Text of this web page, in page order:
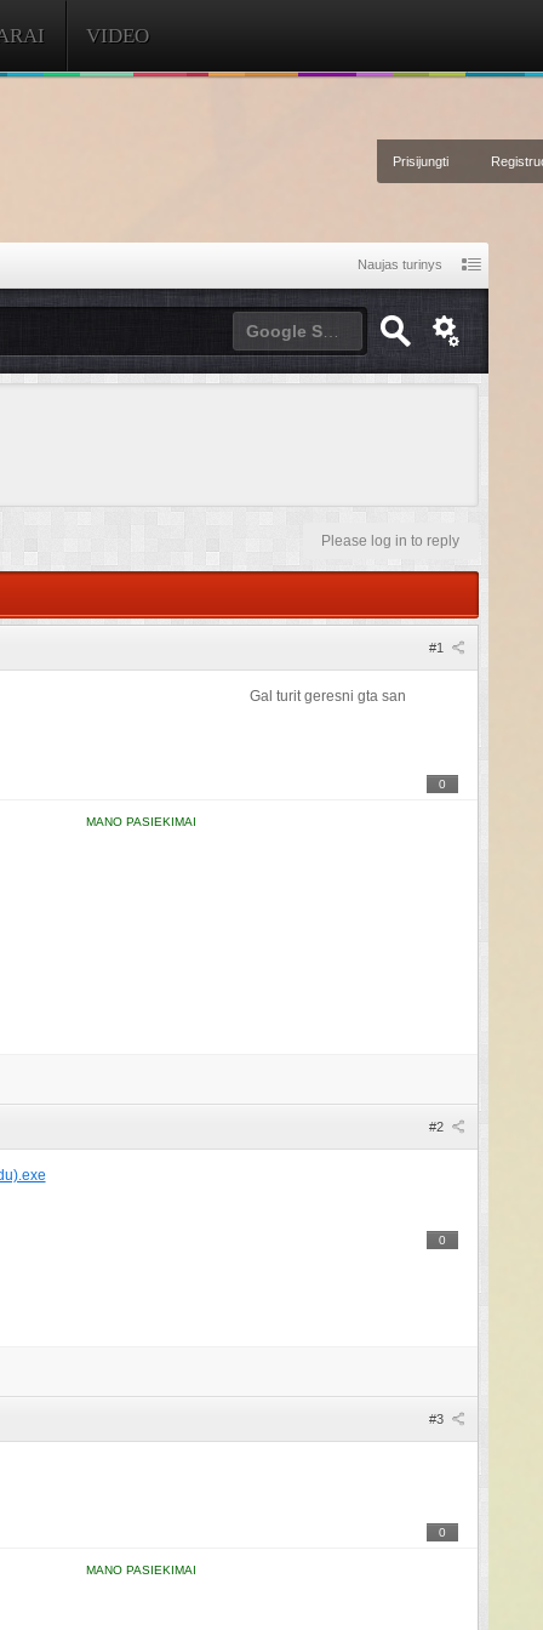
VIDEO
Prisijungti
Naujas turinys
Google Site Search
Please log in to reply
#1
gta san
0
MANO PASIEKIMAI
#2
0
#3
0
MANO PASIEKIMAI